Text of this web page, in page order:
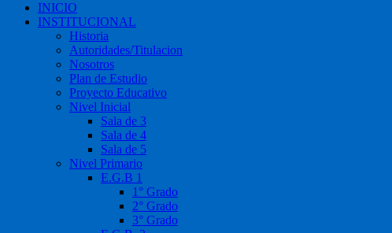
INICIO
INSTITUCIONAL
Historia
Autoridades/Titulacion
Nosotros
Plan de Estudio
Proyecto Educativo
Nivel Inicial
Sala de 3
Sala de 4
Sala de 5
Nivel Primario
E.G.B 1
1° Grado
2° Grado
3° Grado